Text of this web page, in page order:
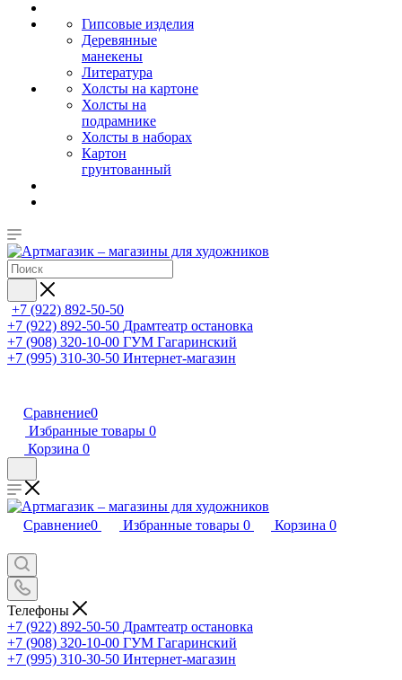
Гипсовые изделия
Деревянные
манекены
Литература
Холсты на картоне
Холсты на
подрамнике
Холсты в наборах
Картон
грунтованный
+7 (922) 892-50-50
+7 (922) 892-50-50 Драмтеатр остановка
+7 (908) 320-10-00 ГУМ Гагаринский
+7 (995) 310-30-50 Интернет-магазин
Сравнение0
Избранные товары 0
Корзина 0
Сравнение0 Избранные товары 0 Корзина 0
Телефоны
+7 (922) 892-50-50 Драмтеатр остановка
+7 (908) 320-10-00 ГУМ Гагаринский
+7 (995) 310-30-50 Интернет-магазин